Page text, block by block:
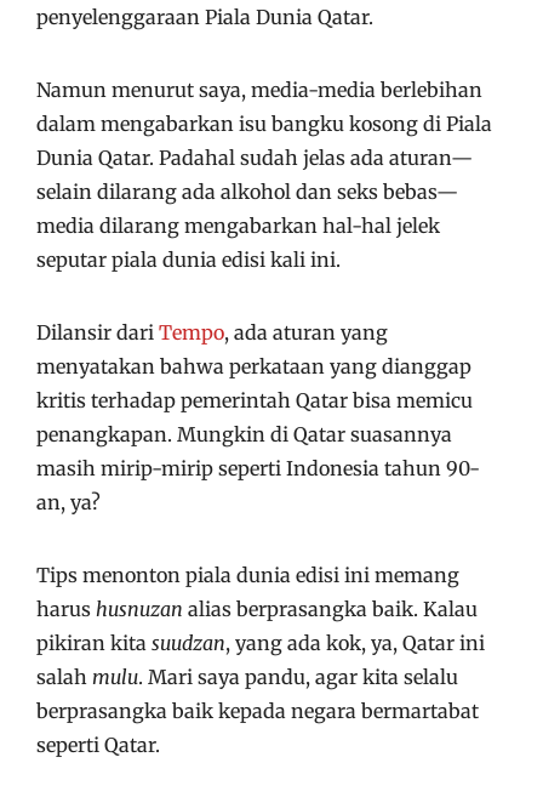
penyelenggaraan Piala Dunia Qatar.
Namun menurut saya, media-media berlebihan
dalam mengabarkan isu bangku kosong di Piala
Dunia Qatar. Padahal sudah jelas ada aturan—
selain dilarang ada alkohol dan seks bebas—
media dilarang mengabarkan hal-hal jelek
seputar piala dunia edisi kali ini.
Dilansir dari Tempo, ada aturan yang
menyatakan bahwa perkataan yang dianggap
kritis terhadap pemerintah Qatar bisa memicu
penangkapan. Mungkin di Qatar suasannya
masih mirip-mirip seperti Indonesia tahun 90-
an, ya?
Tips menonton piala dunia edisi ini memang
harus husnuzan alias berprasangka baik. Kalau
pikiran kita suudzan, yang ada kok, ya, Qatar ini
salah mulu. Mari saya pandu, agar kita selalu
berprasangka baik kepada negara bermartabat
seperti Qatar.